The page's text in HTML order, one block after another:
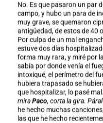
No. Es que pasaron un par
campo, y hubo un para de
muy grave, se quemaron
antigüedad, de estos de 40
Por culpa de un mal
estuve dos días
forma muy rara, y miré por
sabía por donde venía el
intoxiqué, el perímetro del
hubiera trapasado se
que hospitalizar, lo pasé
miraPaco, corta la gira.
he hecho muchas
las que he hecho